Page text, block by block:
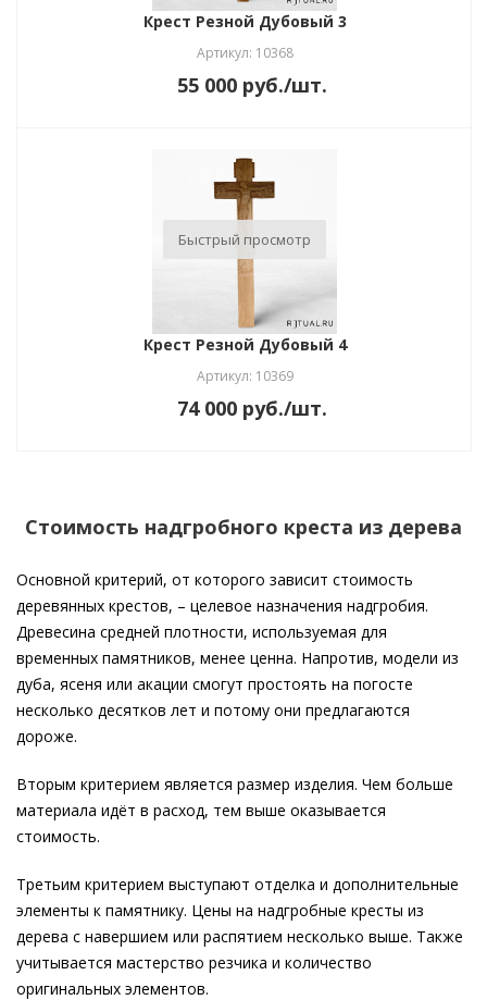
Крест Резной Дубовый 3
Артикул: 10368
55 000 руб./шт.
Быстрый просмотр
Крест Резной Дубовый 4
Артикул: 10369
74 000 руб./шт.
Стоимость надгробного креста из дерева
Основной критерий, от которого зависит стоимость
деревянных крестов, – целевое назначения надгробия.
Древесина средней плотности, используемая для
временных памятников, менее ценна. Напротив, модели из
дуба, ясеня или акации смогут простоять на погосте
несколько десятков лет и потому они предлагаются
дороже.
Вторым критерием является размер изделия. Чем больше
материала идёт в расход, тем выше оказывается
стоимость.
Третьим критерием выступают отделка и дополнительные
элементы к памятнику. Цены на надгробные кресты из
дерева с навершием или распятием несколько выше. Также
учитывается мастерство резчика и количество
оригинальных элементов.